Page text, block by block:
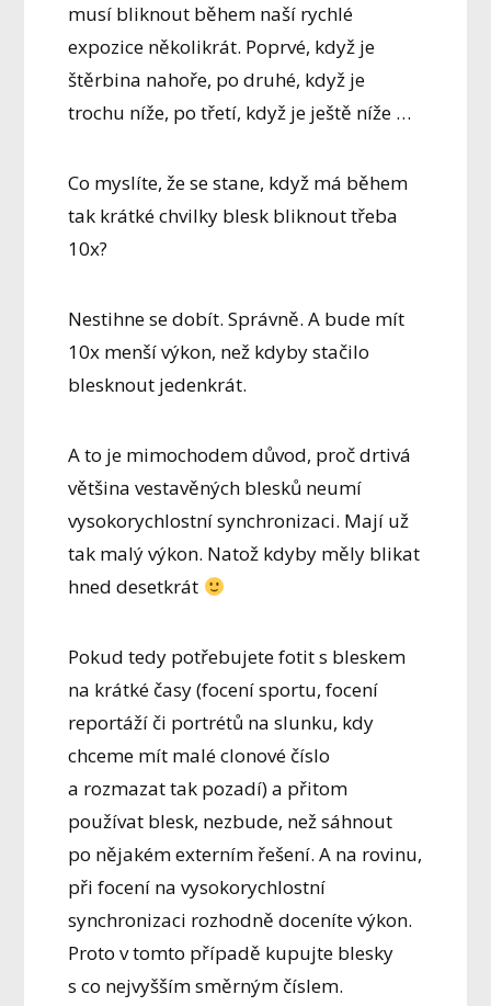
musí bliknout během naší rychlé
expozice několikrát. Poprvé, když je
štěrbina nahoře, po druhé, když je
trochu níže, po třetí, když je ještě níže …
Co myslíte, že se stane, když má během
tak krátké chvilky blesk bliknout třeba
10x?
Nestihne se dobít. Správně. A bude mít
10x menší výkon, než kdyby stačilo
blesknout jedenkrát.
A to je mimochodem důvod, proč drtivá
většina vestavěných blesků neumí
vysokorychlostní synchronizaci. Mají už
tak malý výkon. Natož kdyby měly blikat
hned desetkrát
Pokud tedy potřebujete fotit s bleskem
na krátké časy (focení sportu, focení
reportáží či portrétů na slunku, kdy
chceme mít malé clonové číslo
a rozmazat tak pozadí) a přitom
používat blesk, nezbude, než sáhnout
po nějakém externím řešení. A na rovinu,
při focení na vysokorychlostní
synchronizaci rozhodně doceníte výkon.
Proto v tomto případě kupujte blesky
s co nejvyšším směrným číslem.